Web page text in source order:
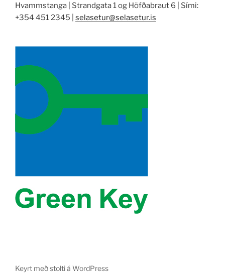
Hvammstanga | Strandgata 1 og Höfðabraut 6 | Sími:
+354 451 2345 | selasetur@selasetur.is
Keyrt með stolti á WordPress